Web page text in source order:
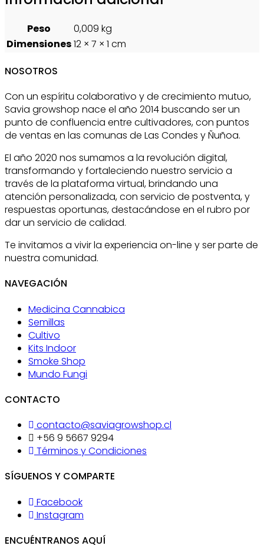
Peso
0,009 kg
Dimensiones12 × 7 × 1 cm
NOSOTROS
Con un espíritu colaborativo y de crecimiento mutuo,
Savia growshop nace el año 2014 buscando ser un
punto de confluencia entre cultivadores, con puntos
de ventas en las comunas de Las Condes y Ñuñoa.
El año 2020 nos sumamos a la revolución digital,
transformando y fortaleciendo nuestro servicio a
través de la plataforma virtual, brindando una
atención personalizada, con servicio de postventa, y
respuestas oportunas, destacándose en el rubro por
dar un servicio de calidad.
Te invitamos a vivir la experiencia on-line y ser parte de
nuestra comunidad.
NAVEGACIÓN
Medicina Cannabica
Semillas
Cultivo
Kits Indoor
Smoke Shop
Mundo Fungi
CONTACTO
contacto@saviagrowshop.cl
+56 9 5667 9294
Términos y Condiciones
SÍGUENOS Y COMPARTE
Facebook
Instagram
ENCUÉNTRANOS AQUÍ